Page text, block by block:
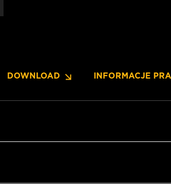
DOWNLOAD INFORMACJE